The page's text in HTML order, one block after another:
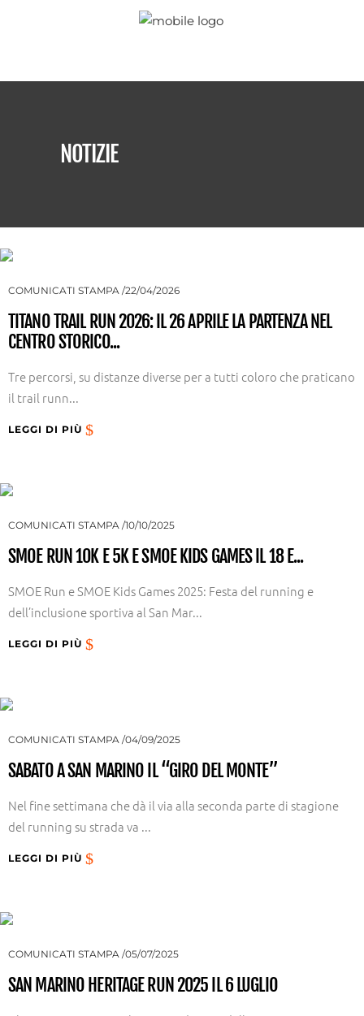
NOTIZIE
COMUNICATI STAMPA 22/04/2026
TITANO TRAIL RUN 2026: IL 26 APRILE LA PARTENZA NEL
CENTRO STORICO...
Tre percorsi, su distanze diverse per a tutti coloro che praticano
il trail runn...
LEGGI DI PIÙ
COMUNICATI STAMPA 10/10/2025
SMOE RUN 10K E 5K E SMOE KIDS GAMES IL 18 E...
SMOE Run e SMOE Kids Games 2025: Festa del running e
dell’inclusione sportiva al San Mar...
LEGGI DI PIÙ
COMUNICATI STAMPA 04/09/2025
SABATO A SAN MARINO IL “GIRO DEL MONTE”
Nel fine settimana che dà il via alla seconda parte di stagione
del running su strada va ...
LEGGI DI PIÙ
COMUNICATI STAMPA 05/07/2025
SAN MARINO HERITAGE RUN 2025 IL 6 LUGLIO